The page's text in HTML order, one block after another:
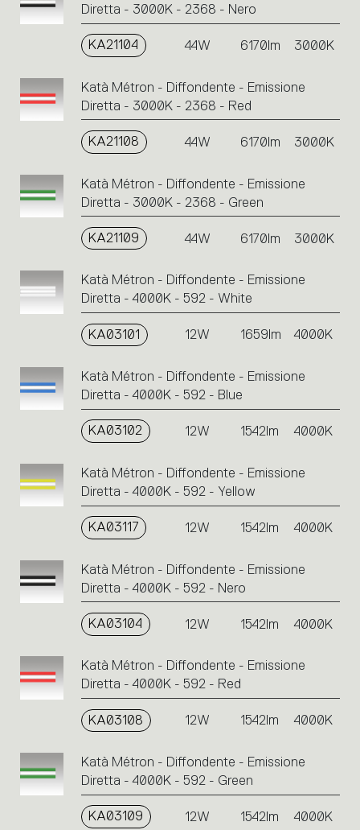
Diretta - 3000K - 2368 - Nero
KA21104 44W 6170lm 3000K
Katà Métron - Diffondente - Emissione
Diretta - 3000K - 2368 - Red
KA21108 44W 6170lm 3000K
Katà Métron - Diffondente - Emissione
Diretta - 3000K - 2368 - Green
KA21109 44W 6170lm 3000K
Katà Métron - Diffondente - Emissione
Diretta - 4000K - 592 - White
KA03101 12W 1659lm 4000K
Katà Métron - Diffondente - Emissione
Diretta - 4000K - 592 - Blue
KA03102 12W 1542lm 4000K
Katà Métron - Diffondente - Emissione
Diretta - 4000K - 592 - Yellow
KA03117 12W 1542lm 4000K
Katà Métron - Diffondente - Emissione
Diretta - 4000K - 592 - Nero
KA03104 12W 1542lm 4000K
Katà Métron - Diffondente - Emissione
Diretta - 4000K - 592 - Red
KA03108 12W 1542lm 4000K
Katà Métron - Diffondente - Emissione
Diretta - 4000K - 592 - Green
KA03109 12W 1542lm 4000K